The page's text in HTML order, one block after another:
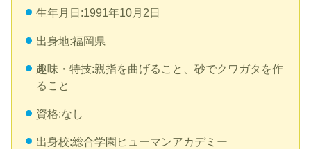
生年月日:1991年10月2日
出身地:福岡県
趣味・特技:親指を曲げること、砂でクワガタを作
ること
資格:なし
出身校:総合学園ヒューマンアカデミー